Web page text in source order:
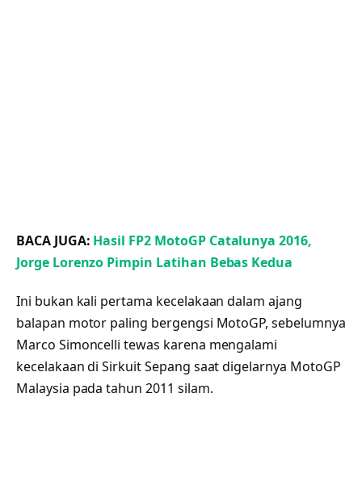
BACA JUGA: Hasil FP2 MotoGP Catalunya 2016,
Jorge Lorenzo Pimpin Latihan Bebas Kedua
Ini bukan kali pertama kecelakaan dalam ajang
balapan motor paling bergengsi MotoGP, sebelumnya
Marco Simoncelli tewas karena mengalami
kecelakaan di Sirkuit Sepang saat digelarnya MotoGP
Malaysia pada tahun 2011 silam.